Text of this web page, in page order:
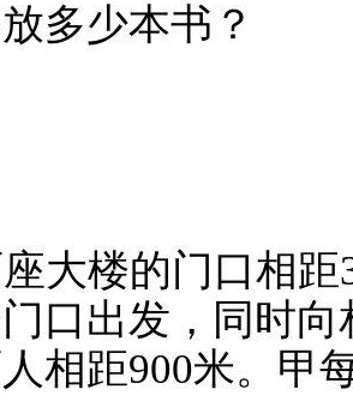
多少本书？
大楼的门口相
口出发，同时
相距900米。甲